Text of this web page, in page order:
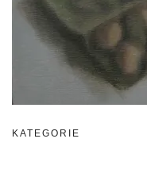
KATEGORIE